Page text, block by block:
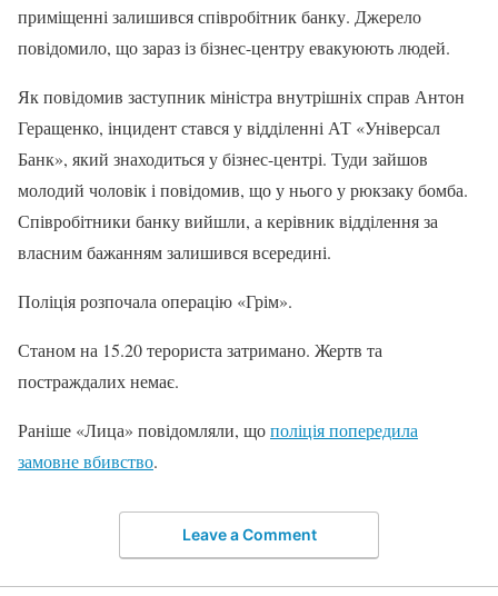
приміщенні залишився співробітник банку. Джерело
повідомило, що зараз із бізнес-центру евакуюють людей.
Як повідомив заступник міністра внутрішніх справ Антон
Геращенко, інцидент стався у відділенні АТ «Універсал
Банк», який знаходиться у бізнес-центрі. Туди зайшов
молодий чоловік і повідомив, що у нього у рюкзаку бомба.
Співробітники банку вийшли, а керівник відділення за
власним бажанням залишився всередині.
Поліція розпочала операцію «Грім».
Станом на 15.20 терориста затримано. Жертв та
постраждалих немає.
Раніше «Лица» повідомляли, щополіція попередила
замовне вбивство.
Leave a Comment